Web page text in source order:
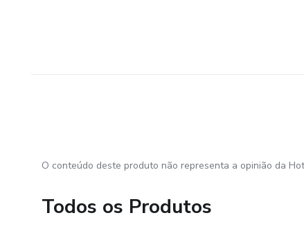
O conteúdo deste produto não representa a opinião da
Todos os Produtos